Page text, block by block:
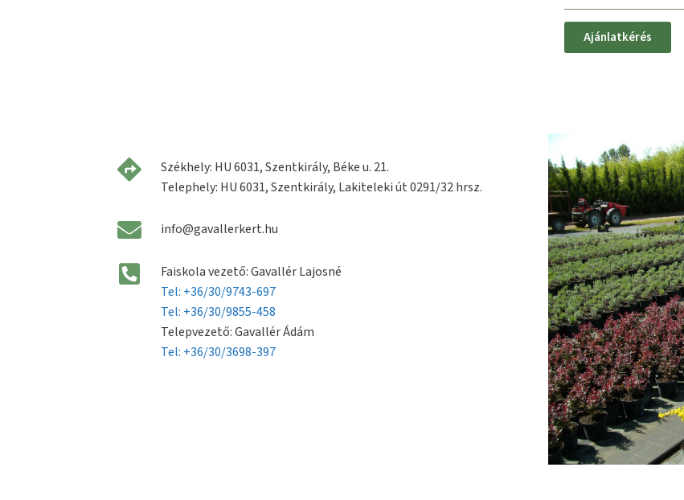
Ajánlatkérés
Székhely: HU 6031, Szentkirály, Béke u. 21.
Telephely: HU 6031, Szentkirály, Lakiteleki út 0291/32 hrsz.
info@gavallerkert.hu
Faiskola vezető: Gavallér Lajosné
Tel: +36/30/9743-697
Tel: +36/30/9855-458
Telepvezető: Gavallér Ádám
Tel: +36/30/3698-397